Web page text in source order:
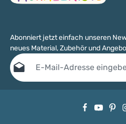
Abonniert jetzt einfach unseren
neues Material, Zubehör und
E-Mail-Adresse*